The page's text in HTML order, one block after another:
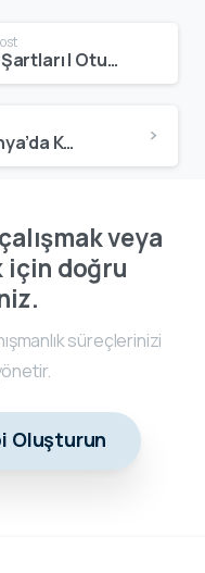
İspanya Göçmenlik Şartları | Oturum ve Yerleşim İçin Gerekenler
İspanya Resmi Dil | İspanya’da Konuşulan Diller ve Günlük Hayat
veya
için doğru
süreçlerinizi
Oluşturun